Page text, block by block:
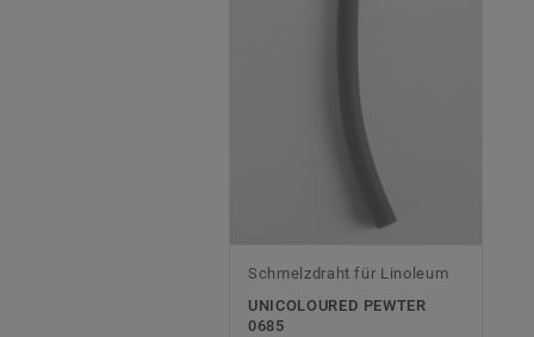
Schmelzdraht für Linoleum
UNICOLOURED PEWTER
0685